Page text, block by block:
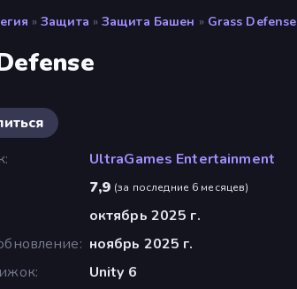
» Защита » Защита Башен » Grass Defense
UltraGames Entertainment
7,9 (за последние 6 месяцев)
октябрь 2025 г.
ноябрь 2025 г.
Unity 6